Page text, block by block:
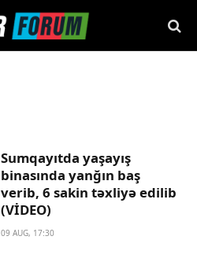
Sumqayıtda yaşayış
binasında yanğın baş
verib, 6 sakin təxliyə edilib
(VİDEO)
09 AUG, 17:30